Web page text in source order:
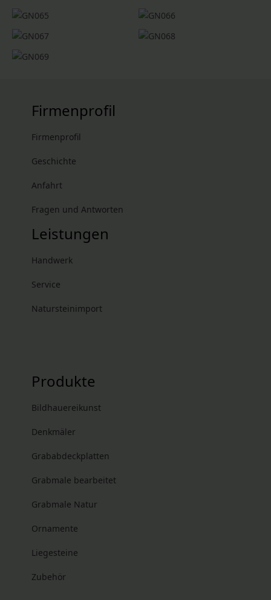
Firmenprofil
Firmenprofil
Geschichte
Anfahrt
Fragen und Antworten
Leistungen
Handwerk
Service
Natursteinimport
Produkte
Bildhauereikunst
Denkmäler
Grababdeckplatten
Grabmale bearbeitet
Grabmale Natur
Ornamente
Liegesteine
Zubehör